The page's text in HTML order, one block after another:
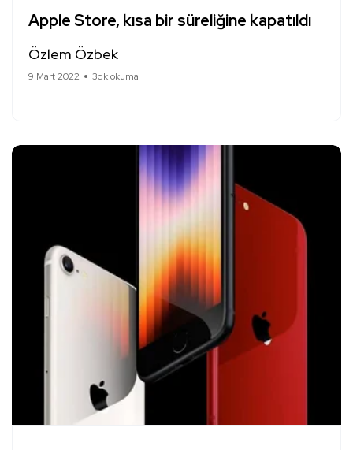
Apple Store, kısa bir süreliğine kapatıldı
Özlem Özbek
9 Mart 2022 3dk okuma